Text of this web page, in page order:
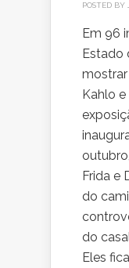
POSTED BY
Em 96
Estado
Kahlo
Frida e
do
do
Eles